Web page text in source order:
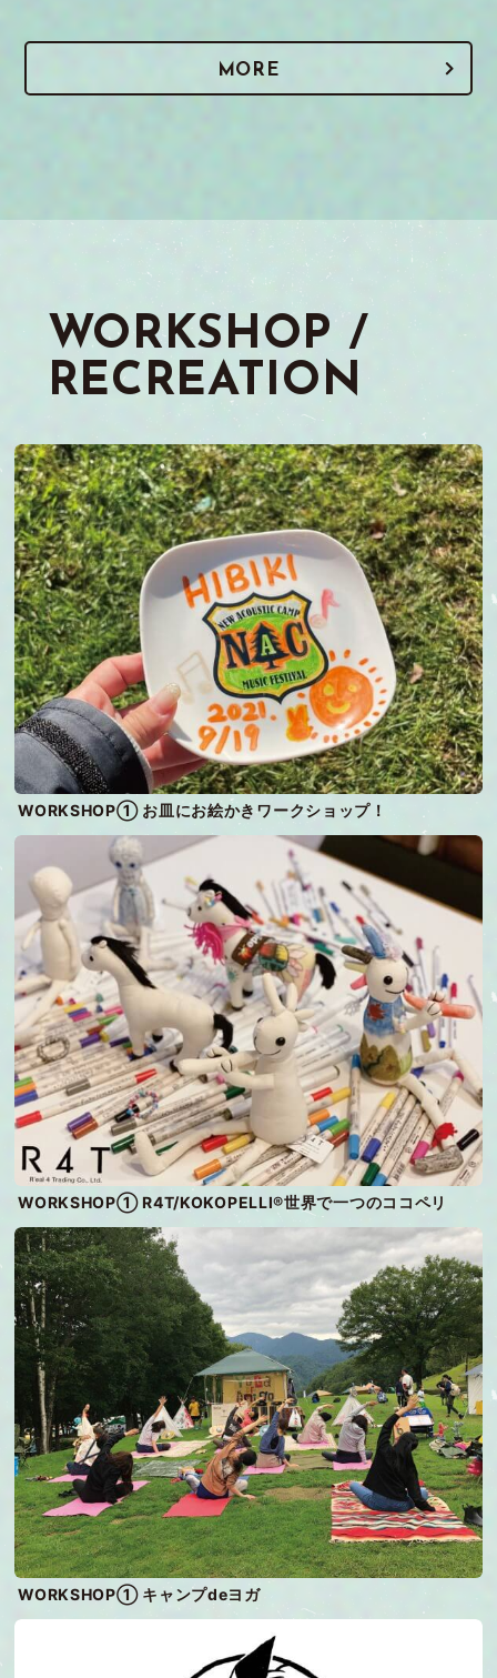
MORE
WORKSHOP /
RECREATION
WORKSHOP① お皿にお絵かきワークショップ！
WORKSHOP① R4T/KOKOPELLI®世界で一つのココペリ
WORKSHOP① キャンプdeヨガ